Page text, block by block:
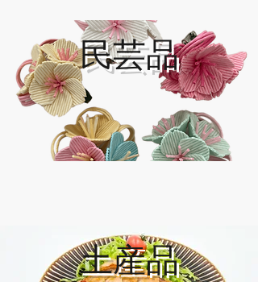
民芸品
土産品